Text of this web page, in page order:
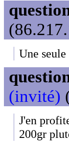
Une
(invité)
J'en
200gr